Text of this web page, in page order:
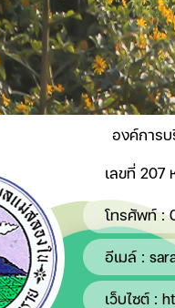
องค์การ
เลขที่ 207
โทรศัพท์ :
อีเมล์ :
เว็บไซต์ :